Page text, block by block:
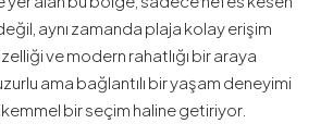
aynı zamanda plaja kolay erişim
ve modern rahatlığı bir araya
ama bağlantılı bir yaşam deneyimi
bir seçim haline getiriyor.